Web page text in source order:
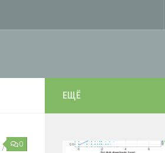
0
/
ЕЩЁ